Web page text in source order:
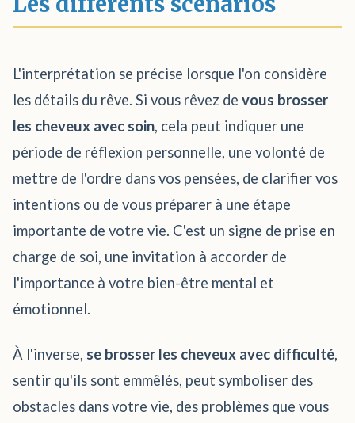
L'interprétation se précise lorsque l'on considère
les détails du rêve. Si vous rêvez de vous brosser
les cheveux avec soin, cela peut indiquer une
période de réflexion personnelle, une volonté de
mettre de l'ordre dans vos pensées, de clarifier vos
intentions ou de vous préparer à une étape
importante de votre vie. C'est un signe de prise en
charge de soi, une invitation à accorder de
l'importance à votre bien-être mental et
émotionnel.
À l'inverse, se brosser les cheveux avec difficulté,
sentir qu'ils sont emmêlés, peut symboliser des
obstacles dans votre vie, des problèmes que vous